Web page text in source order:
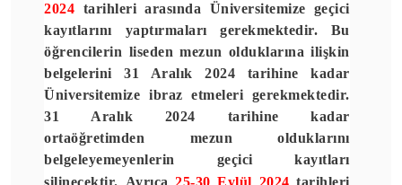
2024 tarihleri arasında Üniversitemize geçici
kayıtlarını yaptırmaları gerekmektedir. Bu
öğrencilerin liseden mezun olduklarına ilişkin
belgelerini31 Aralık 2024 tarihine kadar
Üniversitemize ibraz etmeleri gerekmektedir.
31 Aralık 2024 tarihine kadar
ortaöğretimden mezun olduklarını
belgeleyemeyenlerin geçici kayıtları